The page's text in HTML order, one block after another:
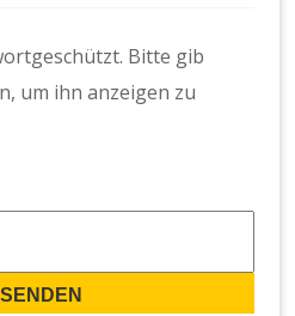
Bitte gib
um ihn anzeigen zu